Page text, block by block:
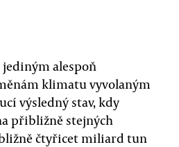
alespoň
klimatu vyvolaným
výsledný stav, kdy
přibližně stejných
čtyřicet miliard tun